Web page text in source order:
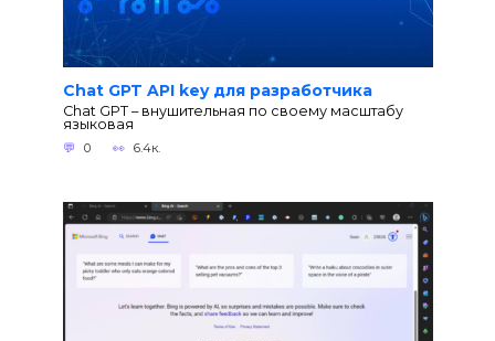
Chat GPT API key для разработчика
Chat GPT – внушительная по своему масштабу
языковая
0 6.4к.